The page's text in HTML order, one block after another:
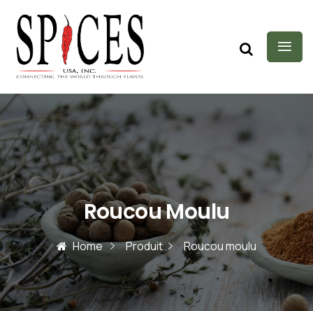
Roucou Moulu
Home Produit Roucou moulu